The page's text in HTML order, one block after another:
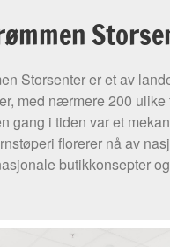
Storsenter er et av
med nærmere 200 ulike
gang i tiden var et
florerer nå av
butikkonsepter